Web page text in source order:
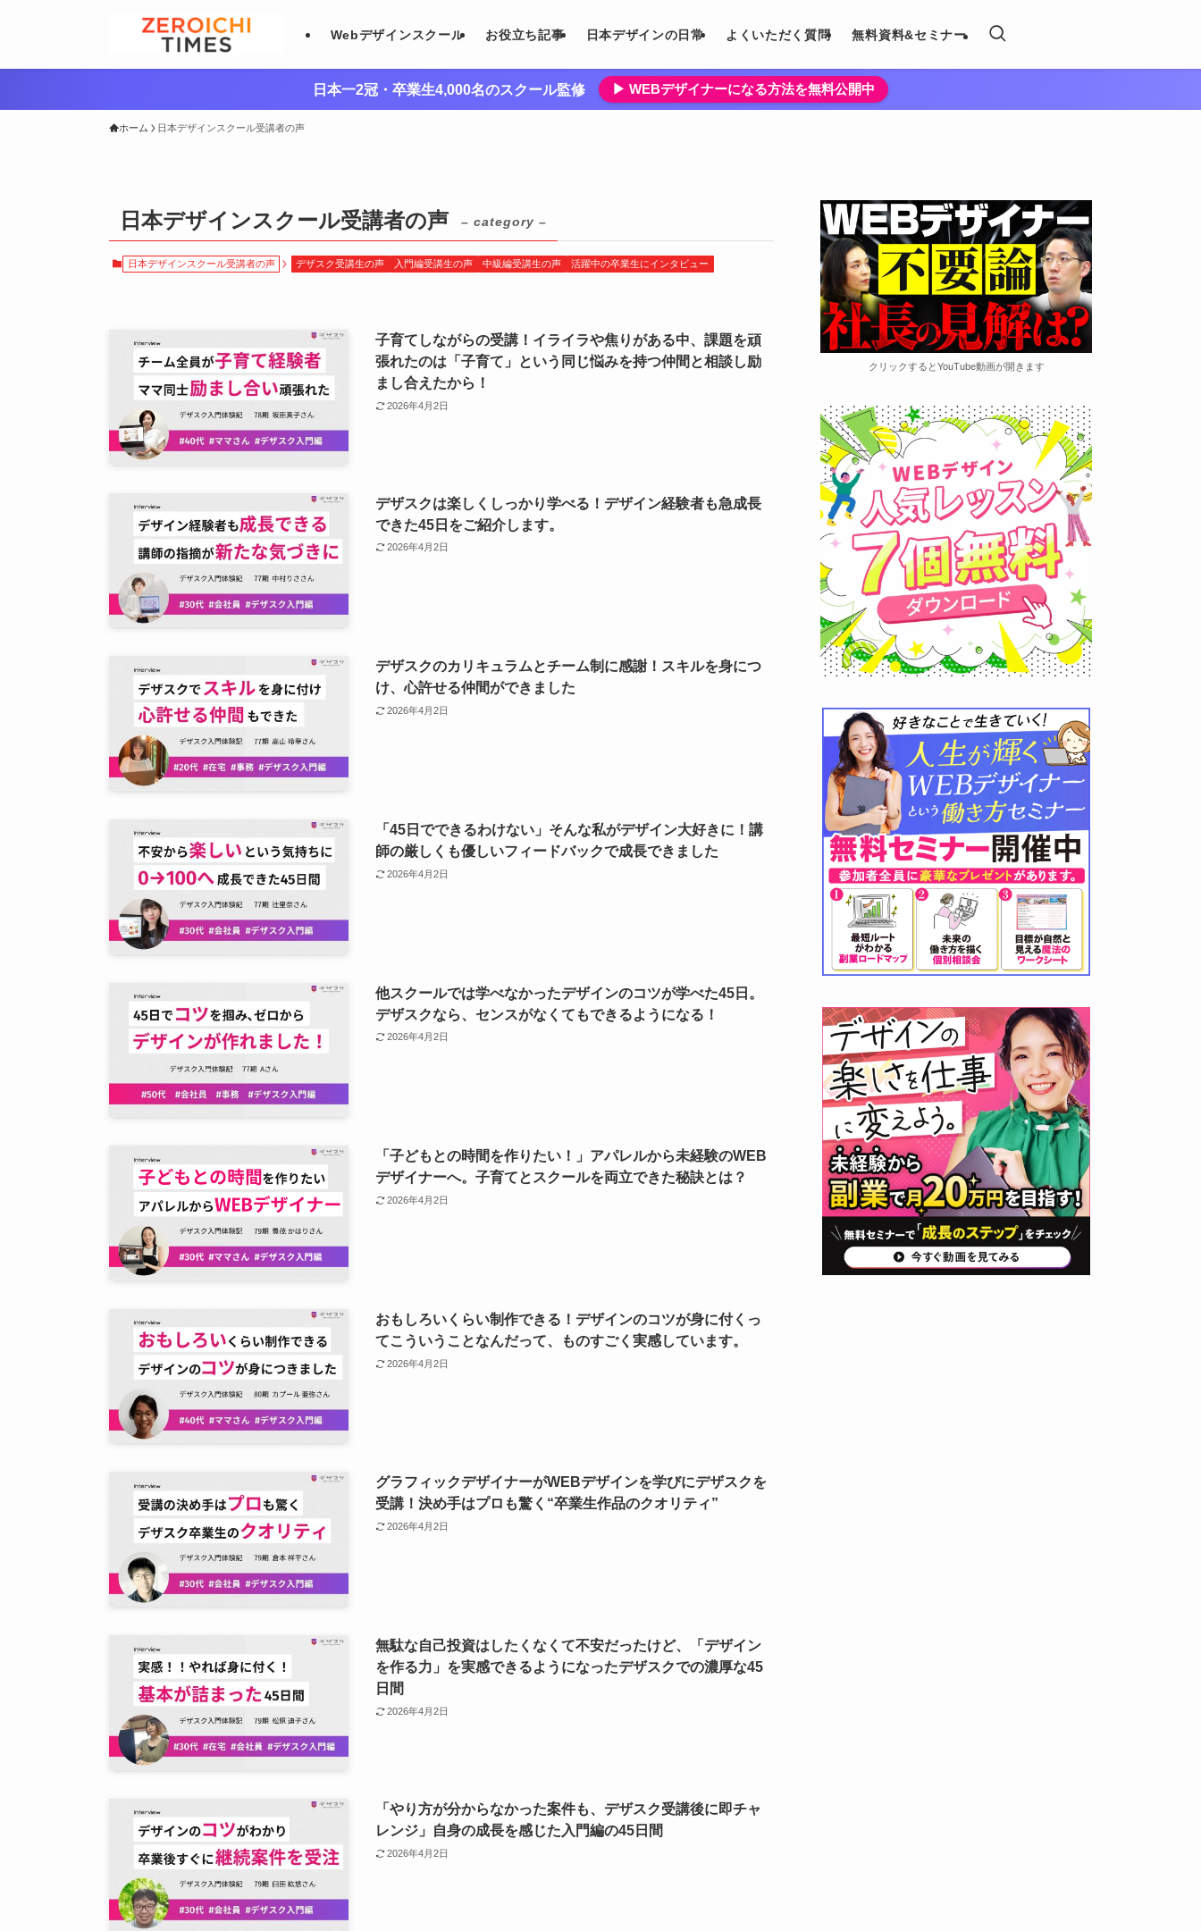
Webデザインスクール お役立ち記事 日本デザインの日常 よくいただく質問 無料資料&セミナー
日本一2冠・卒業生4,000名のスクール監修 ▶︎ WEBデザイナーになる方法を無料公開中
ホーム 日本デザインスクール受講者の声
日本デザインスクール受講者の声 – category –
日本デザインスクール受講者の声 デザスク受講生の声 入門編受講生の声 中級編受講生の声 活躍中の卒業生にインタビュー
子育てしながらの受講！イライラや焦りがある中、課題を頑
張れたのは「子育て」という同じ悩みを持つ仲間と相談し励
まし合えたから！
2026年4月2日
デザスクは楽しくしっかり学べる！デザイン経験者も急成長
できた45日をご紹介します。
2026年4月2日
デザスクのカリキュラムとチーム制に感謝！スキルを身につ
け、心許せる仲間ができました
2026年4月2日
「45日でできるわけない」そんな私がデザイン大好きに！講
師の厳しくも優しいフィードバックで成長できました
2026年4月2日
他スクールでは学べなかったデザインのコツが学べた45日。
デザスクなら、センスがなくてもできるようになる！
2026年4月2日
「子どもとの時間を作りたい！」アパレルから未経験のWEB
デザイナーへ。子育てとスクールを両立できた秘訣とは？
2026年4月2日
おもしろいくらい制作できる！デザインのコツが身に付くっ
てこういうことなんだって、ものすごく実感しています。
2026年4月2日
グラフィックデザイナーがWEBデザインを学びにデザスクを
受講！決め手はプロも驚く“卒業生作品のクオリティ”
2026年4月2日
無駄な自己投資はしたくなくて不安だったけど、「デザイン
を作る力」を実感できるようになったデザスクでの濃厚な45
日間
2026年4月2日
「やり方が分からなかった案件も、デザスク受講後に即チャ
レンジ」自身の成長を感じた入門編の45日間
2026年4月2日
クリックするとYouTube動画が開きます